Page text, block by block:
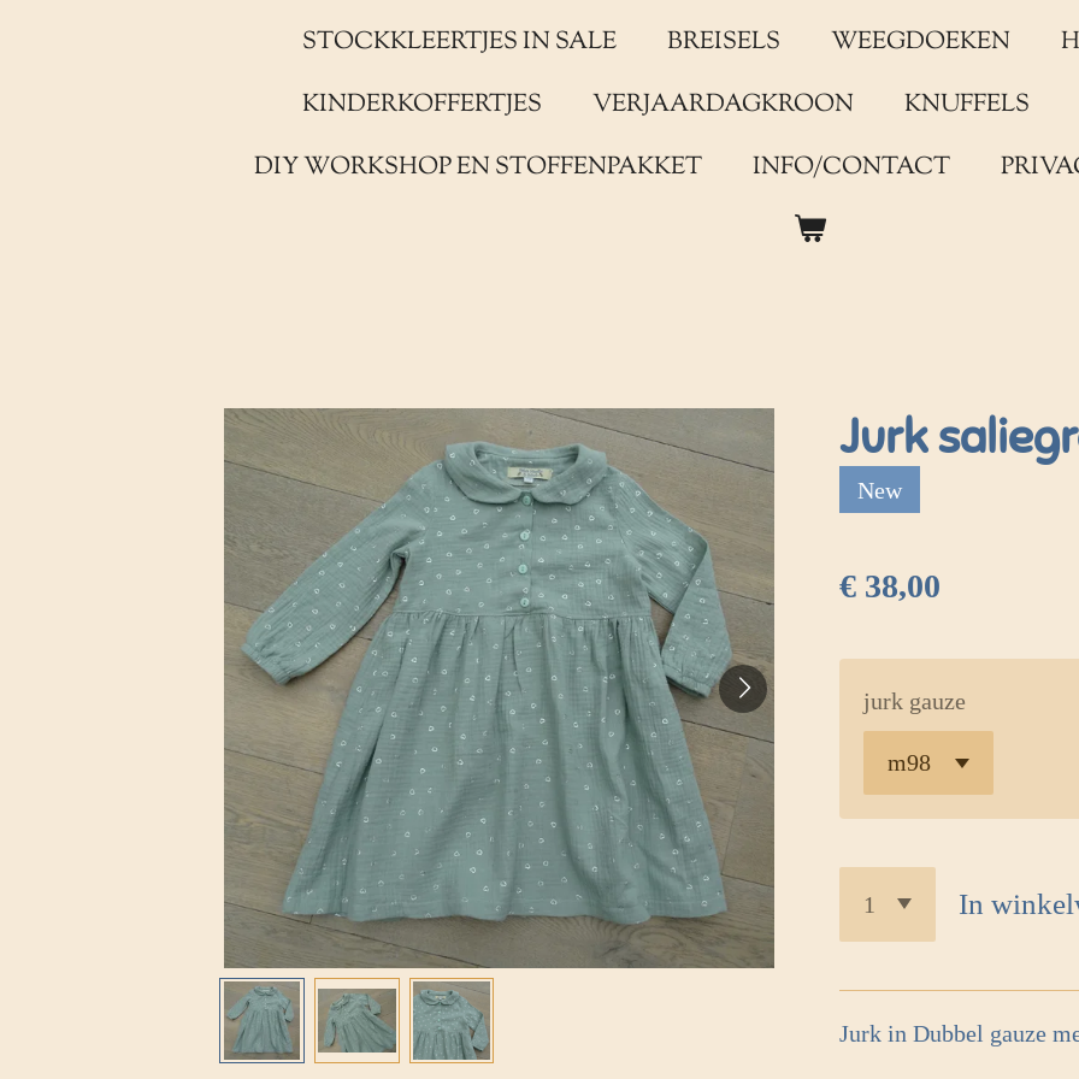
STOCKKLEERTJES IN SALE
BREISELS WEEGDOEKEN
KINDERKOFFERTJES
VERJAARDAGKROON
KNUFFELS
DIY WORKSHOP EN STOFFENPAKKET
INFO/CONTACT
Jurk
New
€ 38,00
jurk gauze
In
Jurk in Dubbel gauze